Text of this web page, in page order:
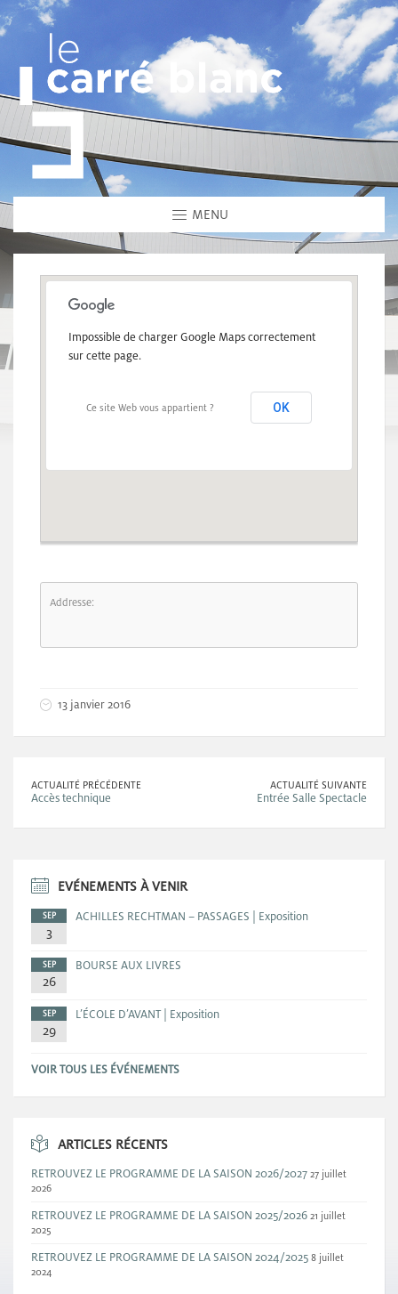
MENU
Impossible de charger Google Maps correctement
sur cette page.
Ce site Web vous appartient ? OK
Addresse:
13 janvier 2016
ACTUALITÉ PRÉCÉDENTE
Accès technique
ACTUALITÉ SUIVANTE
Entrée Salle Spectacle
EVÉNEMENTS À VENIR
SEP
3
ACHILLES RECHTMAN – PASSAGES | Exposition
SEP
26
BOURSE AUX LIVRES
SEP
29
L’ÉCOLE D’AVANT | Exposition
VOIR TOUS LES ÉVÉNEMENTS
ARTICLES RÉCENTS
RETROUVEZ LE PROGRAMME DE LA SAISON 2026/2027 27 juillet
2026
RETROUVEZ LE PROGRAMME DE LA SAISON 2025/2026 21 juillet
2025
RETROUVEZ LE PROGRAMME DE LA SAISON 2024/2025 8 juillet
2024